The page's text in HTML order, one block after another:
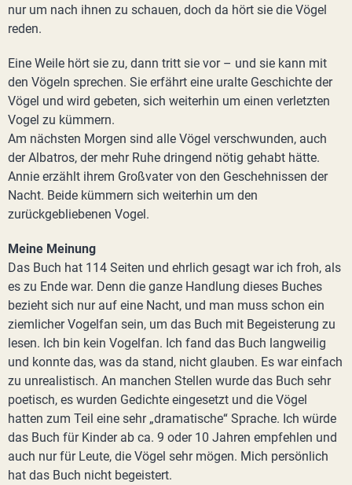
nur um nach ihnen zu schauen, doch da hört sie die Vögel
reden.
Eine Weile hört sie zu, dann tritt sie vor – und sie kann mit
den Vögeln sprechen. Sie erfährt eine uralte Geschichte der
Vögel und wird gebeten, sich weiterhin um einen verletzten
Vogel zu kümmern.
Am nächsten Morgen sind alle Vögel verschwunden, auch
der Albatros, der mehr Ruhe dringend nötig gehabt hätte.
Annie erzählt ihrem Großvater von den Geschehnissen der
Nacht. Beide kümmern sich weiterhin um den
zurückgebliebenen Vogel.
Meine Meinung
Das Buch hat 114 Seiten und ehrlich gesagt war ich froh, als
es zu Ende war. Denn die ganze Handlung dieses Buches
bezieht sich nur auf eine Nacht, und man muss schon ein
ziemlicher Vogelfan sein, um das Buch mit Begeisterung zu
lesen. Ich bin kein Vogelfan. Ich fand das Buch langweilig
und konnte das, was da stand, nicht glauben. Es war einfach
zu unrealistisch. An manchen Stellen wurde das Buch sehr
poetisch, es wurden Gedichte eingesetzt und die Vögel
hatten zum Teil eine sehr „dramatische“ Sprache. Ich würde
das Buch für Kinder ab ca. 9 oder 10 Jahren empfehlen und
auch nur für Leute, die Vögel sehr mögen. Mich persönlich
hat das Buch nicht begeistert.